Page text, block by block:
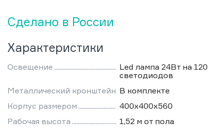
Сделано в России
Характеристики
Освещение
Led лампа 24Вт на 120
светодиодов
Металлический кронштейн В комплекте
Корпус размером
400х400х560
Рабочая высота
1,52 м от пола